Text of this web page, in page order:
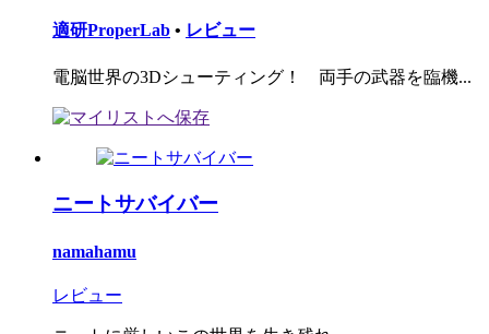
適研ProperLab • レビュー
電脳世界の3Dシューティング！ 両手の武器を臨機...
ニートサバイバー
namahamu
レビュー